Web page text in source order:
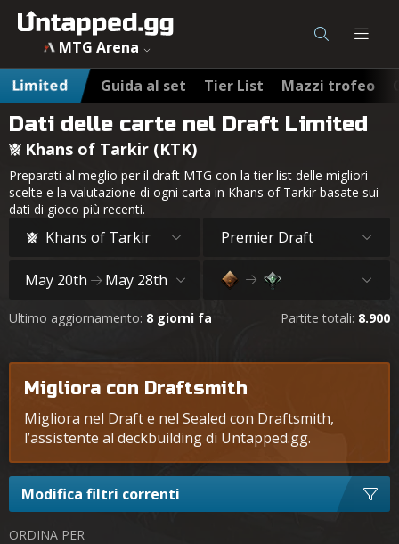
MTG Arena
Limited
Guida al set Tier List Mazzi trofeo
Dati delle carte nel Draft Limited
Khans of Tarkir (KTK)
Preparati al meglio per il draft MTG con la tier list delle migliori
scelte e la valutazione di ogni carta in Khans of Tarkir basate sui
dati di gioco più recenti.
Khans of Tarkir Premier Draft
May 20th May 28th
Ultimo aggiornamento: 8 giorni fa Partite totali: 8.900
Migliora con Draftsmith
Migliora nel Draft e nel Sealed con Draftsmith,
l’assistente al deckbuilding di Untapped.gg.
Modifica filtri correnti
ORDINA PER